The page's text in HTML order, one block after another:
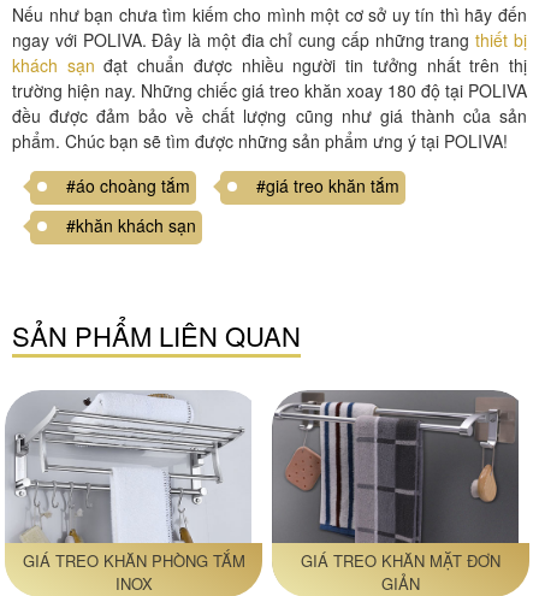
Nếu như bạn chưa tìm kiếm cho mình một cơ sở uy tín thì hãy đến
ngay với POLIVA. Đây là một đia chỉ cung cấp những trangthiết bị
khách sạn đạt chuẩn được nhiều người tin tưởng nhất trên thị
trường hiện nay. Những chiếc giá treo khăn xoay 180 độ tại POLIVA
đều được đảm bảo về chất lượng cũng như giá thành của sản
phẩm. Chúc bạn sẽ tìm được những sản phẩm ưng ý tại POLIVA!
#áo choàng tắm
#giá treo khăn tắm
#khăn khách sạn
SẢN PHẨM LIÊN QUAN
GIÁ TREO KHĂN PHÒNG TẮM
INOX
GIÁ TREO KHĂN MẶT ĐƠN
GIẢN